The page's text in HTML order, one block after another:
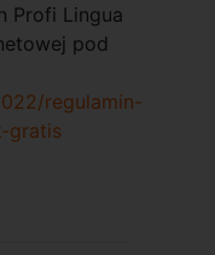
Profi Lingua
pod
regulamin-
gratis